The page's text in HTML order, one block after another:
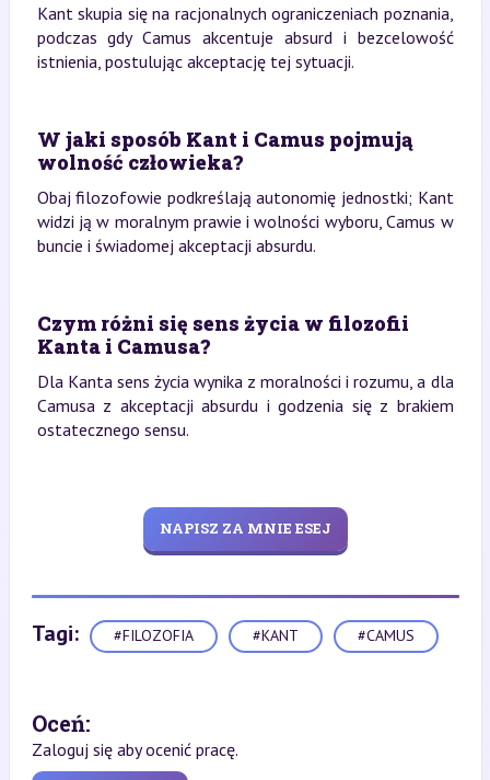
Kant skupia się na racjonalnych ograniczeniach poznania,
podczas gdy Camus akcentuje absurd i bezcelowość
istnienia, postulując akceptację tej sytuacji.
W jaki sposób Kant i Camus pojmują
wolność człowieka?
Obaj filozofowie podkreślają autonomię jednostki; Kant
widzi ją w moralnym prawie i wolności wyboru, Camus w
buncie i świadomej akceptacji absurdu.
Czym różni się sens życia w filozofii
Kanta i Camusa?
Dla Kanta sens życia wynika z moralności i rozumu, a dla
Camusa z akceptacji absurdu i godzenia się z brakiem
ostatecznego sensu.
NAPISZ ZA MNIE ESEJ
Tagi: #FILOZOFIA #KANT #CAMUS
Oceń:
Zaloguj się aby ocenić pracę.